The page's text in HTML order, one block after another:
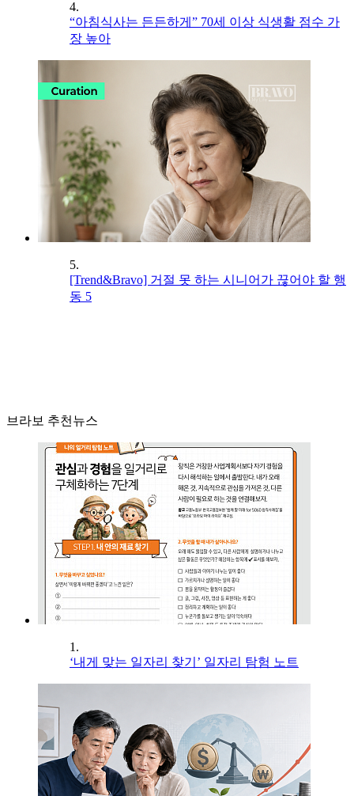
4.
“아침식사는 든든하게” 70세 이상 식생활 점수 가
장 높아
5.
[Trend&Bravo] 거절 못 하는 시니어가 끊어야 할 행
동 5
브라보 추천뉴스
1.
‘내게 맞는 일자리 찾기’ 일자리 탐험 노트